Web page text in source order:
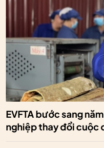
EVFTA bước sang
nghiệp thay đổi cuộc